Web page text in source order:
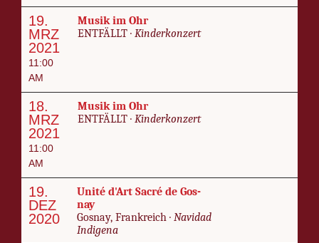
19.
MRZ
2021
11:00
AM
Musik im Ohr
ENT­FÄLLT · Kin­der­kon­zert
18.
MRZ
2021
11:00
AM
Musik im Ohr
ENT­FÄLLT · Kin­der­kon­zert
19.
DEZ
2020
Unité d'Art Sacré de Gos­
nay
Gos­nay, Frankre­ich · Navi­dad
In­di­ge­na